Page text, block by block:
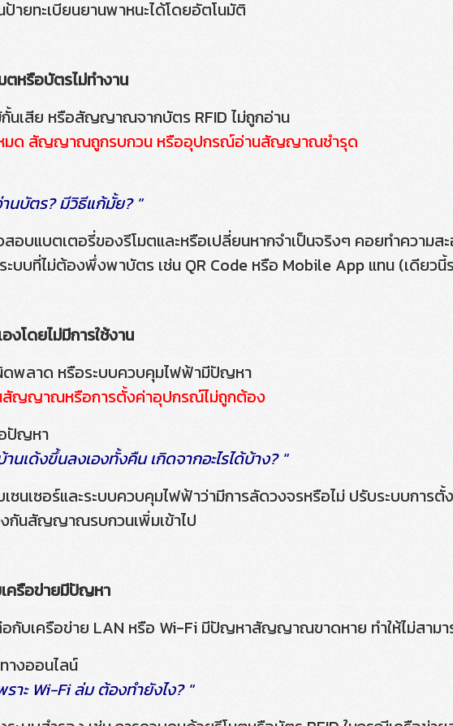
ป้ายทะเบียนยานพาหนะได้โดยอัตโนมัติ
หรือบัตรไม่ทำงาน
กั้นเสีย หรือสัญญาณจากบัตร RFID ไม่ถูกอ่าน
หมด สัญญาณถูกรบกวน หรืออุปกรณ์อ่านสัญญาณชำรุด
านบัตร? มีวิธีแก้มั้ย? "
อบแบตเตอรี่ของรีโมตและหรือเปลี่ยนหากจำเป็นจริงๆ คอยทำความส
ะบบที่ไม่ต้องพึ่งพาบัตร เช่น QR Code หรือ Mobile App แทน (เดียว
งโดยไม่มีการใช้งาน
ดพลาด หรือระบบควบคุมไฟฟ้ามีปัญหา
สัญญาณหรือการตั้งค่าอุปกรณ์ไม่ถูกต้อง
ปัญหา
นเด้งขึ้นลงเองทั้งคืน เกิดจากอะไรได้บ้าง? "
ซนเซอร์และระบบควบคุมไฟฟ้าว่ามีการลัดวงจรหรือไม่ ปรับระบบการตั้
งกันสัญญาณรบกวนเพิ่มเข้าไป
ครือข่ายมีปัญหา
อกับเครือข่าย LAN หรือ Wi-Fi มีปัญหาสัญญาณขาดหาย ทำให้ไม่สาม
างออนไลน์
ราะ Wi-Fi ล่ม ต้องทำยังไง? "